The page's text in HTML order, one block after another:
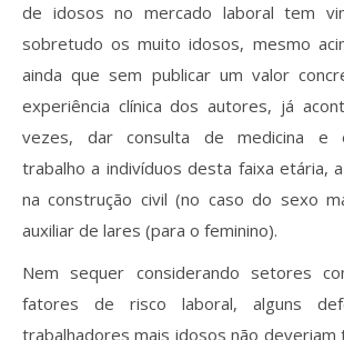
de idosos no mercado laboral tem
sobretudo os muito idosos, mesmo
ainda que sem publicar um valor
experiência clínica dos autores, já
vezes, dar consulta de medicina e
trabalho a indivíduos desta faixa etária,
na construção civil (no caso do sexo
auxiliar de lares (para o feminino).
Nem sequer considerando setores
fatores de risco laboral, alguns
trabalhadores mais idosos não deveriam